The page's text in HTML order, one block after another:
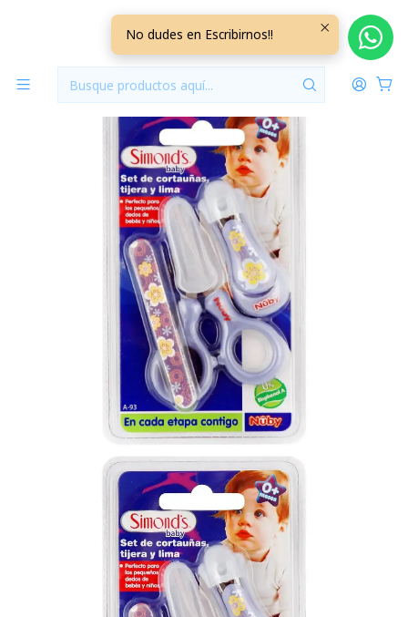
Inicio Perfumeria y Cuidado
Set de Corta uñas, tijera y lima Simond´s Lila BBLM1
No dudes en Escribirnos!!